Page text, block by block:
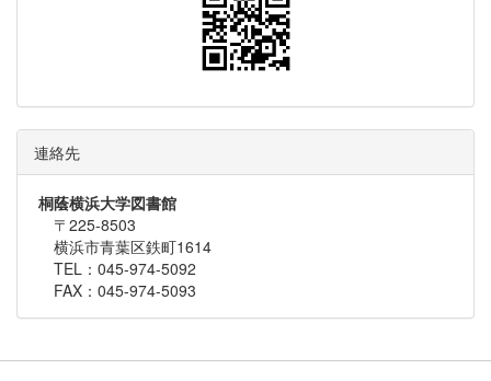
連絡先
桐蔭横浜大学図書館
〒225-8503
横浜市青葉区鉄町1614
TEL：045-974-5092
FAX：045-974-5093